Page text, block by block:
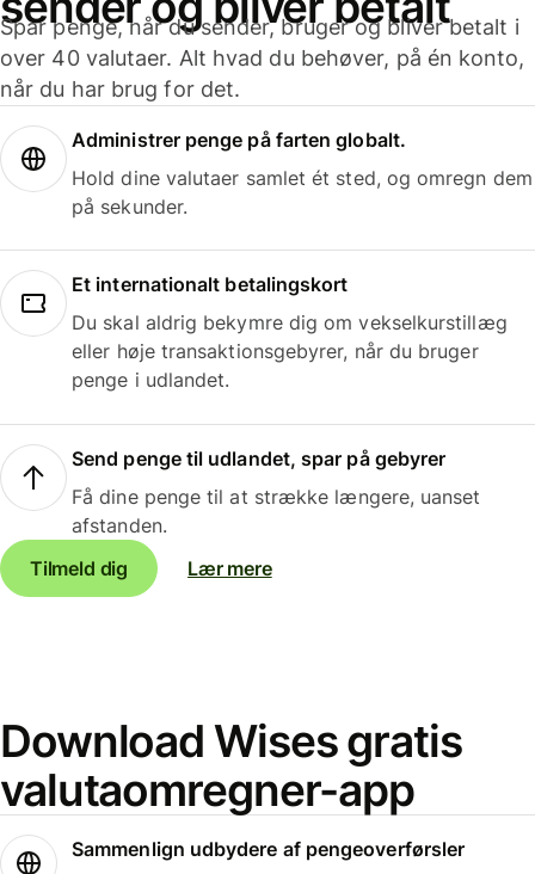
Spar penge, når du sender, bruger og bliver betalt i
over 40 valutaer. Alt hvad du behøver, på én konto,
når du har brug for det.
Administrer penge på farten globalt.
Hold dine valutaer samlet ét sted, og omregn dem
på sekunder.
Et internationalt betalingskort
Du skal aldrig bekymre dig om vekselkurstillæg
eller høje transaktionsgebyrer, når du bruger
penge i udlandet.
Send penge til udlandet, spar på gebyrer
Få dine penge til at strække længere, uanset
afstanden.
Tilmeld dig
Lær mere
Download Wises gratis
valutaomregner-app
Sammenlign udbydere af pengeoverførsler